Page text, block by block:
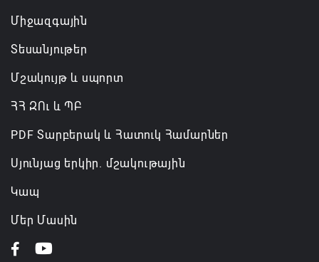
Միջազգային
Տեսանյութեր
Մշակույթ և սպորտ
ՀՀ ԶՈւ և ՊԲ
PDF Տարբերակ և Հատուկ Համարներ
Սյունյաց երկիր. մշակութային
Կապ
Մեր Մասին